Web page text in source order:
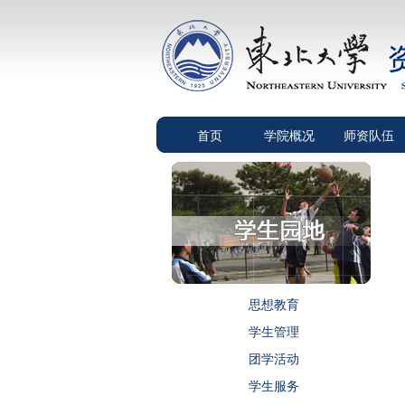
首页 学院概况 师资队伍
思想教育
学生管理
团学活动
学生服务